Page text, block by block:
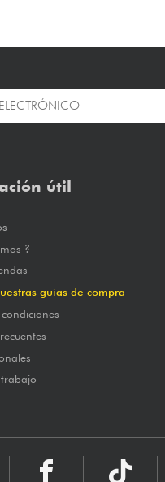
útil
?
guías de compra